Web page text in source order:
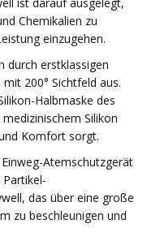
Chemikalien zu
einzugehen.
durch erstklassigen
200° Sichtfeld aus.
Halbmaske des
Silikon
Komfort sorgt.
Atemschutzgerät
das über eine große
zu beschleunigen und